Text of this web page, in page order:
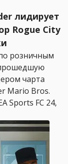
лидирует
Rogue City
розничным
чарта
Mario Bros.
Sports FC 24,